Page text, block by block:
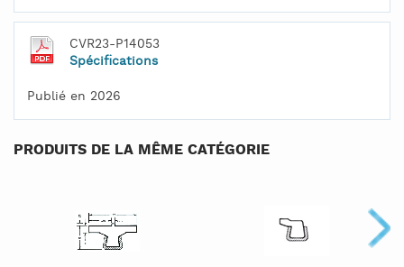
CVR23-P14053
Spécifications
Publié en 2026
PRODUITS DE LA MÊME CATÉGORIE